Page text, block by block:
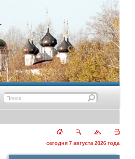
сегодня 7 августа 2026 года